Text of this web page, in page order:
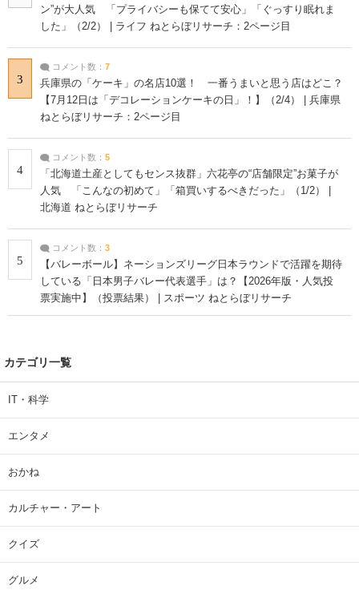
ン”が大人気 「プライバシーも保てて安心」「ぐっすり眠れま
した」（2/2） | ライフ ねとらぼリサーチ：2ページ目
3
コメント数： 7
兵庫県の「ケーキ」の名店10選！ 一番うまいと思う店はどこ？
【7月12日は「デコレーションケーキの日」！】（2/4） | 兵庫県
ねとらぼリサーチ：2ページ目
4
コメント数： 5
「北海道土産としてもセンス抜群」六花亭の“店舗限定”お菓子が
人気 「こんなの初めて」「箱買いするべきだった」（1/2） |
北海道 ねとらぼリサーチ
5
コメント数： 3
【バレーボール】ネーションズリーグ日本ラウンドで活躍を期待
している「日本男子バレー代表選手」は？【2026年版・人気投
票実施中】（投票結果） | スポーツ ねとらぼリサーチ
カテゴリ一覧
IT・科学
エンタメ
おかね
カルチャー・アート
クイズ
グルメ